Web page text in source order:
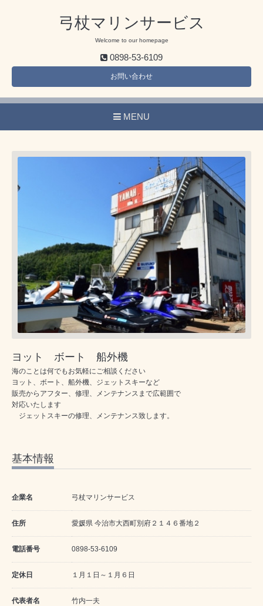
弓杖マリンサービス
Welcome to our homepage
0898-53-6109
お問い合わせ
MENU
ヨット ボート 船外機
海のことは何でもお気軽にご相談ください
ヨット、ボート、船外機、ジェットスキーなど
販売からアフター、修理、メンテナンスまで広範囲で
対応いたします
ジェットスキーの修理、メンテナンス致します。
基本情報
企業名 弓杖マリンサービス
住所 愛媛県 今治市大西町別府２１４６番地２
電話番号 0898-53-6109
定休日 １月１日～１月６日
代表者名 竹内一夫